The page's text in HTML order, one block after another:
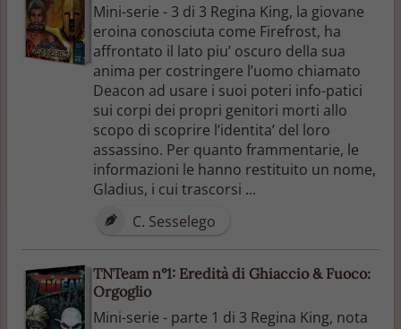
Mini-serie - 3 di 3 Regina King, la giovane
eroina conosciuta come Firefrost, ha
affrontato il lato piu’ oscuro della sua
anima per costringere l’uomo chiamato
Deacon ad usare i suoi poteri info-patici
sui corpi dei propri genitori morti allo
scopo di scoprire l’identita’ del loro
assassino. Per quanto frammentarie, le
informazioni le hanno restituito un nome,
Gladius, i cui trascorsi ...
C. Sesselego
TNTeam n°1: Eredità di Ghiaccio & Fuoco:
Orgoglio
Mini-serie - parte 1 di 3 Regina King, nota